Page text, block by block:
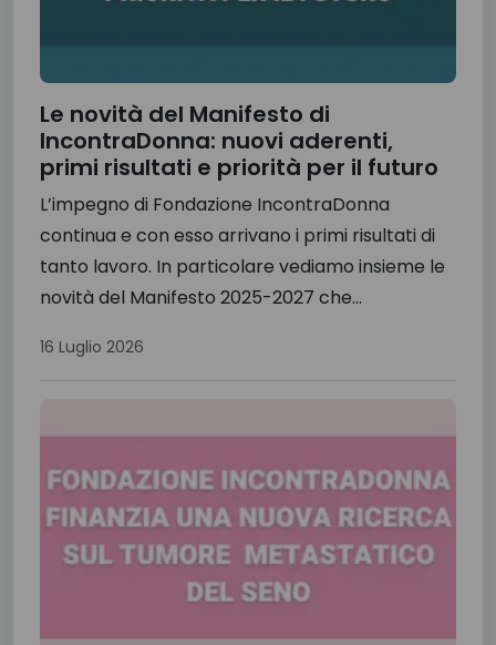
Le novità del Manifesto di
IncontraDonna: nuovi aderenti,
primi risultati e priorità per il futuro
L’impegno di Fondazione IncontraDonna
continua e con esso arrivano i primi risultati di
tanto lavoro. In particolare vediamo insieme le
novità del Manifesto 2025-2027 che...
16 Luglio 2026